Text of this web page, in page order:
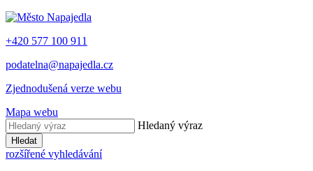
+420 577 100 911
podatelna@napajedla.cz
Zjednodušená verze webu
Mapa webu
Hledaný výraz
Hledat
rozšířené vyhledávání